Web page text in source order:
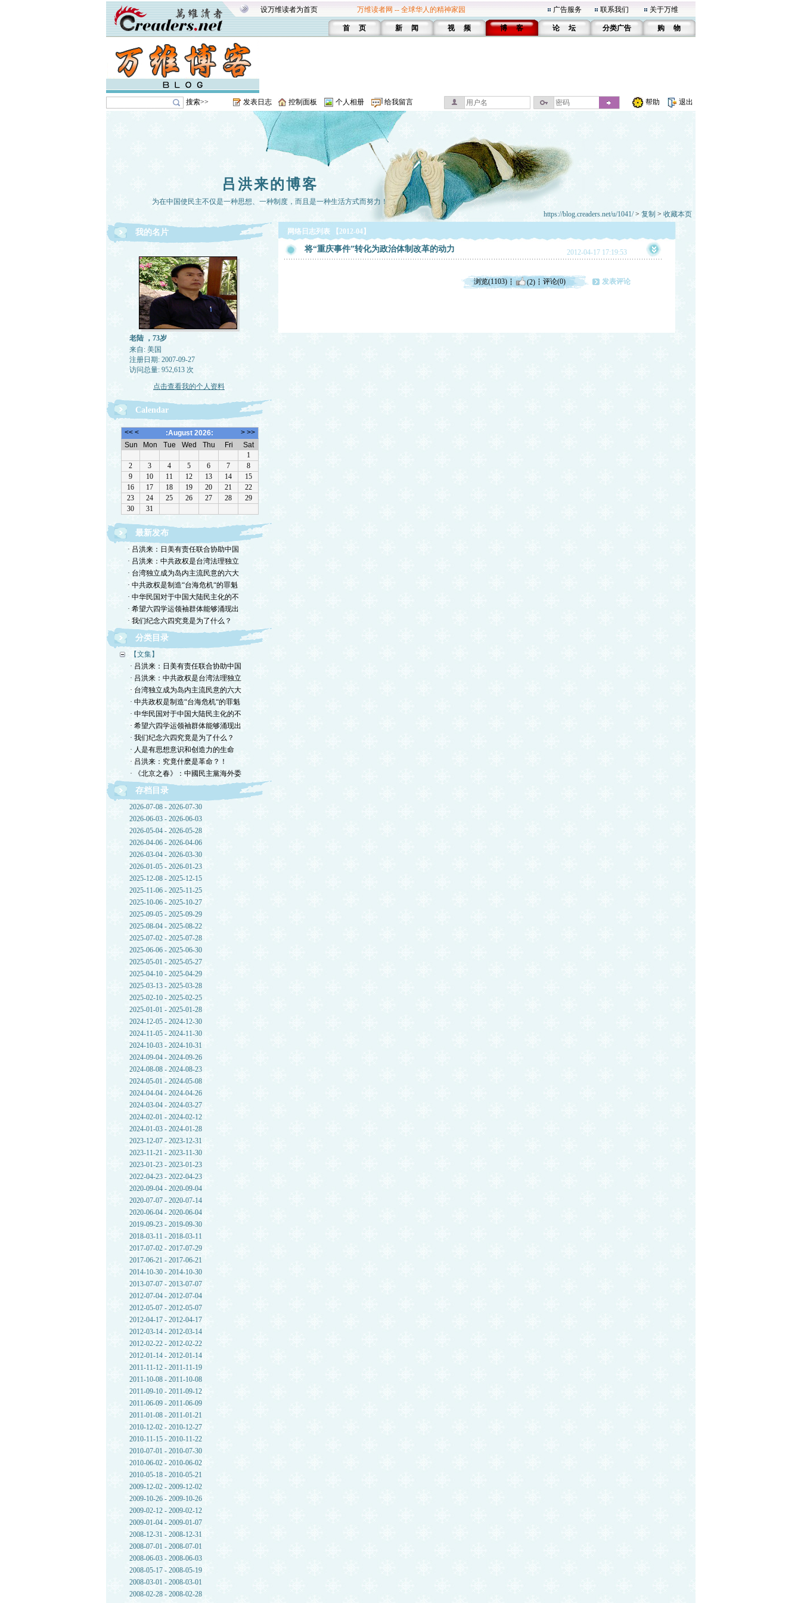
设万维读者为首页 万维读者网 -- 全球华人的精神家园 广告服务 联系我们 关于万维
首 页 新 闻 视 频 博 客 论 坛 分类广告 购 物
搜索>> 发表日志 控制面板 个人相册 给我留言 帮助 退出
吕洪来的博客
为在中国使民主不仅是一种思想、一种制度，而且是一种生活方式而努力！
https://blog.creaders.net/u/1041/> 复制 > 收藏本页
我的名片
老陆 ，73岁
来自: 美国
注册日期: 2007-09-27
访问总量: 952,613 次
点击查看我的个人资料
Calendar
最新发布
· 吕洪来：日美有责任联合协助中国
· 吕洪来：中共政权是台湾法理独立
· 台湾独立成为岛内主流民意的六大
· 中共政权是制造“台海危机“的罪魁
· 中华民国对于中国大陆民主化的不
· 希望六四学运领袖群体能够涌现出
· 我们纪念六四究竟是为了什么？
分类目录
【文集】
· 吕洪来：日美有责任联合协助中国
· 吕洪来：中共政权是台湾法理独立
· 台湾独立成为岛内主流民意的六大
· 中共政权是制造“台海危机“的罪魁
· 中华民国对于中国大陆民主化的不
· 希望六四学运领袖群体能够涌现出
· 我们纪念六四究竟是为了什么？
· 人是有思想意识和创造力的生命
· 吕洪来：究竟什麽是革命？！
· 《北京之春》：中國民主黨海外委
存档目录
2026-07-08 - 2026-07-30
2026-06-03 - 2026-06-03
2026-05-04 - 2026-05-28
2026-04-06 - 2026-04-06
2026-03-04 - 2026-03-30
2026-01-05 - 2026-01-23
2025-12-08 - 2025-12-15
2025-11-06 - 2025-11-25
2025-10-06 - 2025-10-27
2025-09-05 - 2025-09-29
2025-08-04 - 2025-08-22
2025-07-02 - 2025-07-28
2025-06-06 - 2025-06-30
2025-05-01 - 2025-05-27
2025-04-10 - 2025-04-29
2025-03-13 - 2025-03-28
2025-02-10 - 2025-02-25
2025-01-01 - 2025-01-28
2024-12-05 - 2024-12-30
2024-11-05 - 2024-11-30
2024-10-03 - 2024-10-31
2024-09-04 - 2024-09-26
2024-08-08 - 2024-08-23
2024-05-01 - 2024-05-08
2024-04-04 - 2024-04-26
2024-03-04 - 2024-03-27
2024-02-01 - 2024-02-12
2024-01-03 - 2024-01-28
2023-12-07 - 2023-12-31
2023-11-21 - 2023-11-30
2023-01-23 - 2023-01-23
2022-04-23 - 2022-04-23
2020-09-04 - 2020-09-04
2020-07-07 - 2020-07-14
2020-06-04 - 2020-06-04
2019-09-23 - 2019-09-30
2018-03-11 - 2018-03-11
2017-07-02 - 2017-07-29
2017-06-21 - 2017-06-21
2014-10-30 - 2014-10-30
2013-07-07 - 2013-07-07
2012-07-04 - 2012-07-04
2012-05-07 - 2012-05-07
2012-04-17 - 2012-04-17
2012-03-14 - 2012-03-14
2012-02-22 - 2012-02-22
2012-01-14 - 2012-01-14
2011-11-12 - 2011-11-19
2011-10-08 - 2011-10-08
2011-09-10 - 2011-09-12
2011-06-09 - 2011-06-09
2011-01-08 - 2011-01-21
2010-12-02 - 2010-12-27
2010-11-15 - 2010-11-22
2010-07-01 - 2010-07-30
2010-06-02 - 2010-06-02
2010-05-18 - 2010-05-21
2009-12-02 - 2009-12-02
2009-10-26 - 2009-10-26
2009-02-12 - 2009-02-12
2009-01-04 - 2009-01-07
2008-12-31 - 2008-12-31
2008-07-01 - 2008-07-01
2008-06-03 - 2008-06-03
2008-05-17 - 2008-05-19
2008-03-01 - 2008-03-01
2008-02-28 - 2008-02-28
网络日志列表 【2012-04】
将“重庆事件”转化为政治体制改革的动力 2012-04-17 17:19:53
浏览(1103) (2) 评论(0) 发表评论